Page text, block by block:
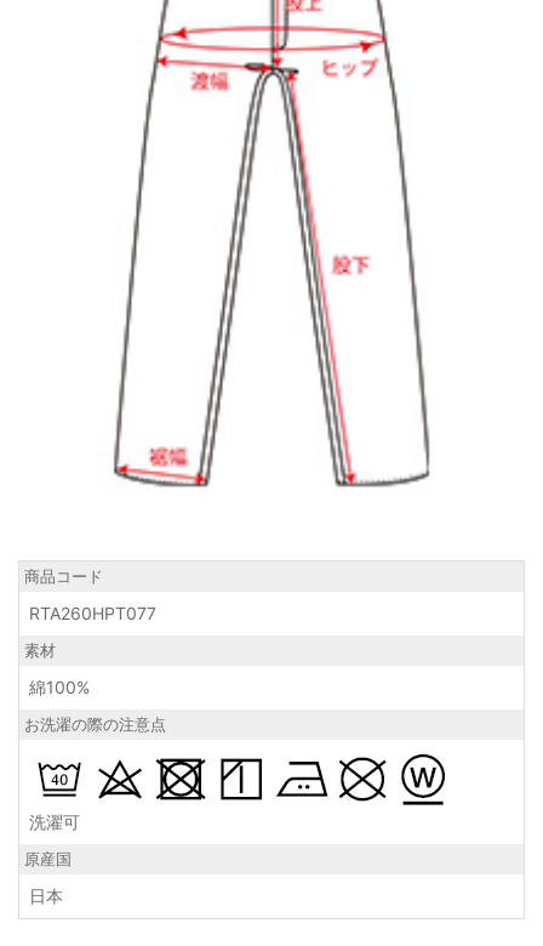
商品コード
RTA260HPT077
素材
綿100%
お洗濯の際の注意点
洗濯可
原産国
日本